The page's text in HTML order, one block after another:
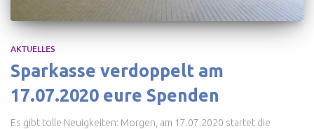
AKTUELLES
Sparkasse verdoppelt am
17.07.2020 eure Spenden
Es gibt tolle Neuigkeiten: Morgen, am 17.07.2020 startet die